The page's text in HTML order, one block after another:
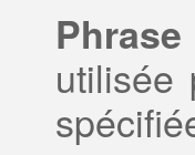
utilisée